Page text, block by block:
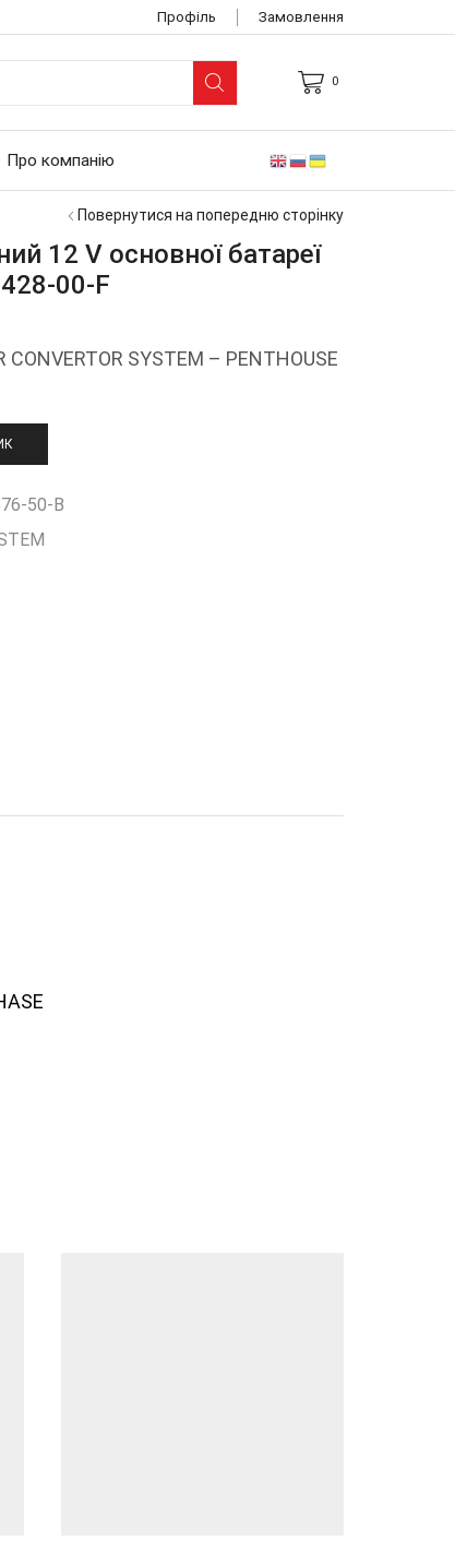
Профіль Замовлення
0
Про компанію
Повернутися на попередню сторінку
12 V основної батареї
00-F
CONVERTOR SYSTEM – PENTHOUSE
50-B